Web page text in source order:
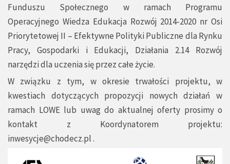
Funduszu Społecznego w ramach Programu
Operacyjnego Wiedza Edukacja Rozwój 2014-2020 nr Osi
Priorytetowej II – Efektywne Polityki Publiczne dla Rynku
Pracy, Gospodarki i Edukacji, Działania 2.14 Rozwój
narzędzi dla uczenia się przez całe życie.
W związku z tym, w okresie trwałości projektu, w
kwestiach dotyczących propozycji nowych działań w
ramach LOWE lub uwag do aktualnej oferty prosimy o
kontakt z Koordynatorem projektu:
inwesycje@chodecz.pl.